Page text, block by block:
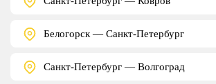
Белогорск — Санкт-Петербург
Санкт-Петербург — Волгоград